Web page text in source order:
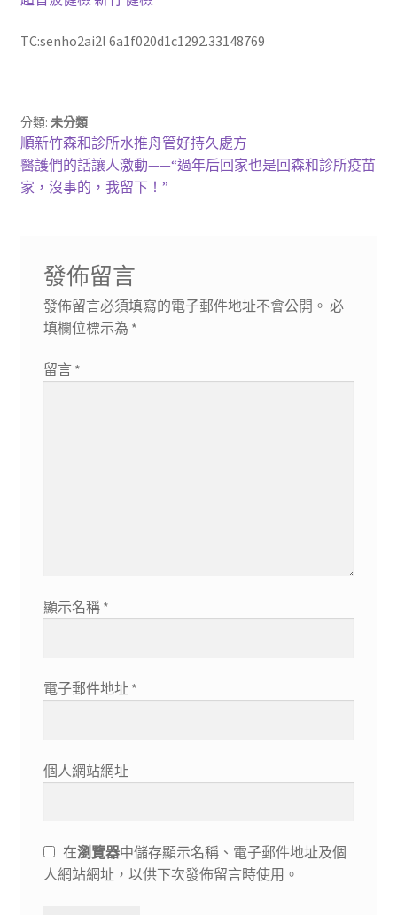
TC:senho2ai2l 6a1f020d1c1292.33148769
分類: 未分類
文
章
上
一
篇
順新竹森和診所水推舟管好持久處方
下
一
醫護們的話讓人激動——“過年后回家也是回森和診所疫苗
家，沒事的，我留下！”
發佈留言
發佈留言必須填寫的電子郵件地址不會公開。 必
填欄位標示為 *
留言 *
顯示名稱 *
電子郵件地址 *
個人網站網址
在瀏覽器中儲存顯示名稱、電子郵件地址及個
人網站網址，以供下次發佈留言時使用。